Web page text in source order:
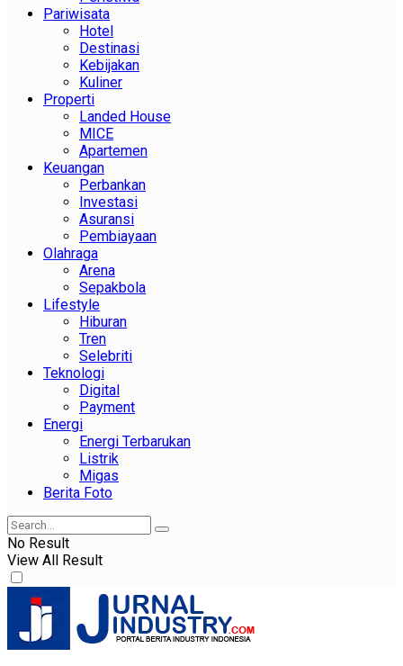
Pariwisata
Hotel
Destinasi
Kebijakan
Kuliner
Properti
Landed House
MICE
Apartemen
Keuangan
Perbankan
Investasi
Asuransi
Pembiayaan
Olahraga
Arena
Sepakbola
Lifestyle
Hiburan
Tren
Selebriti
Teknologi
Digital
Payment
Energi
Energi Terbarukan
Listrik
Migas
Berita Foto
No Result
View All Result